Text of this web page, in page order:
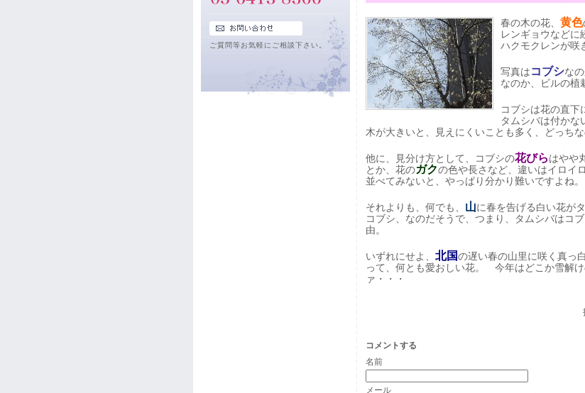
春の木の花、 黄色
レンギョウなどに
ハクモクレンが咲
写真はコブシな
なのか、ビルの植
コブシは花の直下
タムシバは付かな
木が大きいと、見えにくいことも多く、どっち
他に、見分け方として、コブシの花びらはやや
とか、花のガクの色や長さなど、違いはイロイ
並べてみないと、やっぱり分かり難いですよね。
それよりも、何でも、 山に春を告げる白い花がタ
コブシ、なのだそうで、つまり、タムシバはコ
由。
いずれにせよ、 北国の遅い春の山里に咲く真っ
って、何とも愛おしい花。 今年はどこか雪解
ァ・・・
コメントする
名前
メール
ご質問等お気軽にご相談下さい。